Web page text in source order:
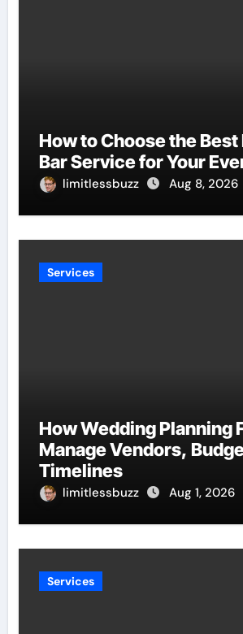
How to Choose the
Bar Service for Your
limitlessbuzz Aug 8, 2026
Services
How Wedding Planning
Manage Vendors,
Timelines
limitlessbuzz Aug 1, 2026
Services